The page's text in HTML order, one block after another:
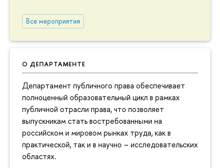
Все мероприятия
О ДЕПАРТАМЕНТЕ
Департамент публичного права обеспечивает
полноценный образовательный цикл в рамках
публичной отрасли права, что позволяет
выпускникам стать востребованными на
российском и мировом рынках труда, как в
практической, так и в научно – исследовательских
областях.